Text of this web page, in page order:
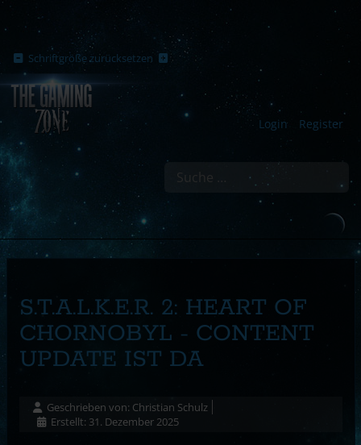
Schriftgröße zurücksetzen
Login Register
Suchen
S.T.A.L.K.E.R. 2: HEART OF
CHORNOBYL - CONTENT
UPDATE IST DA
Geschrieben von: Christian Schulz
Erstellt: 31. Dezember 2025